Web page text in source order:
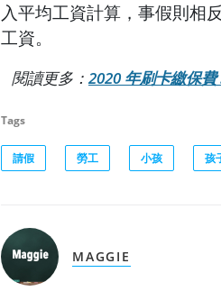
入平均工資計算，事假則相
工資。
閱讀更多： 2020 年刷卡繳保
Tags
請假 勞工 小孩 孩
MAGGIE